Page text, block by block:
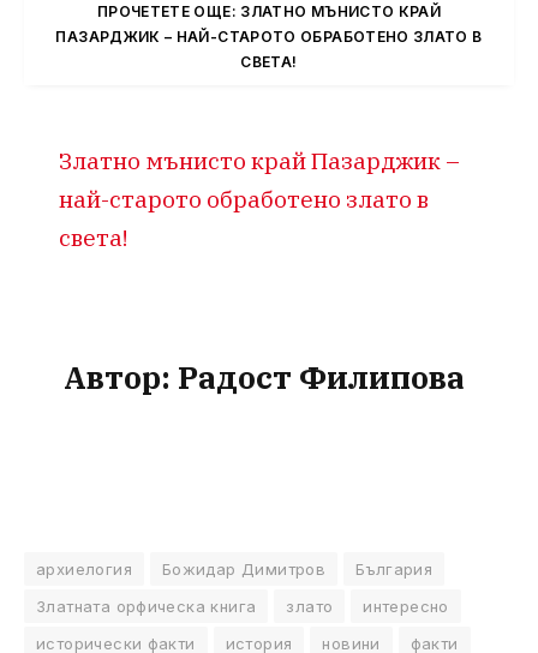
ПРОЧЕТЕТЕ ОЩЕ: ЗЛАТНО МЪНИСТО КРАЙ
ПАЗАРДЖИК – НАЙ-СТАРОТО ОБРАБОТЕНО ЗЛАТО В
СВЕТА!
Златно мънисто край Пазарджик –
най-старото обработено злато в
света!
Автор: Радост Филипова
архиелогия Божидар Димитров
България
Златната орфическа книга
злато
интересно
исторически факти
история новини факти